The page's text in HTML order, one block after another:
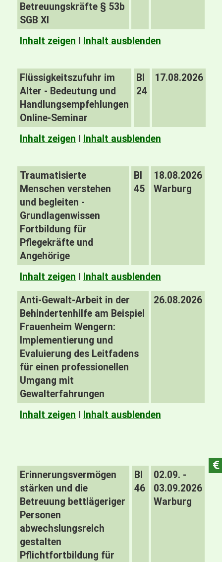
Betreuungskräfte § 53b
SGB XI
Inhalt zeigen I Inhalt ausblenden
Flüssigkeitszufuhr im
Alter - Bedeutung und
Handlungsempfehlungen
Online-Seminar
BI
24
17.08.2026
Inhalt zeigen I Inhalt ausblenden
Traumatisierte
Menschen verstehen
und begleiten -
Grundlagenwissen
Fortbildung für
Pflegekräfte und
Angehörige
BI
45
18.08.2026
Warburg
Inhalt zeigen I Inhalt ausblenden
Anti-Gewalt-Arbeit in der
Behindertenhilfe am Beispiel
Frauenheim Wengern:
Implementierung und
Evaluierung des Leitfadens
für einen professionellen
Umgang mit
Gewalterfahrungen
26.08.2026
Inhalt zeigen I Inhalt ausblenden
Erinnerungsvermögen
stärken und die
Betreuung bettlägeriger
Personen
abwechslungsreich
gestalten
Pflichtfortbildung für
BI
46
02.09. -
03.09.2026
Warburg